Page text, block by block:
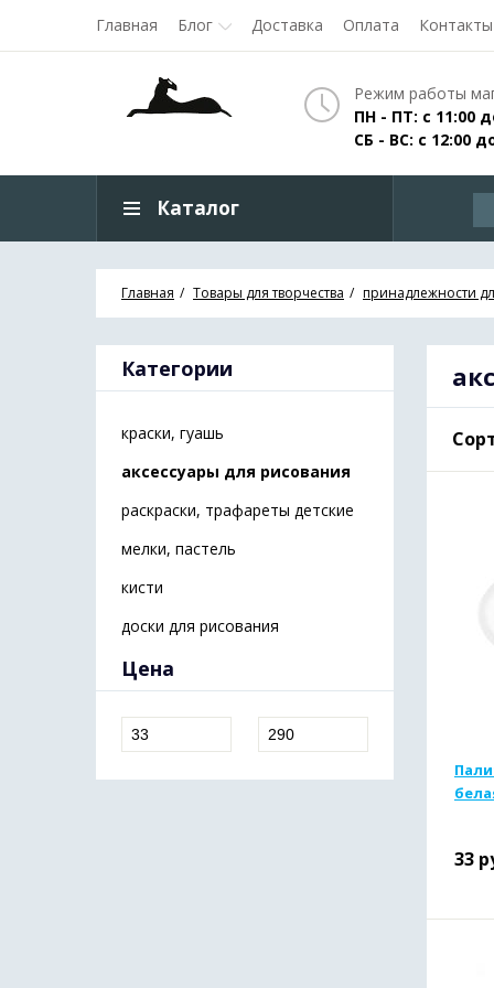
Главная Блог Доставка Оплата Контакты
Режим работы
ПН - ПТ: с 11:00
СБ - ВС: с 12:00
Каталог
Главная Товары для творчества принадлежности
Категории
краски, гуашь
аксессуары для рисования
раскраски, трафареты детские
мелки, пастель
кисти
доски для рисования
Цена
33